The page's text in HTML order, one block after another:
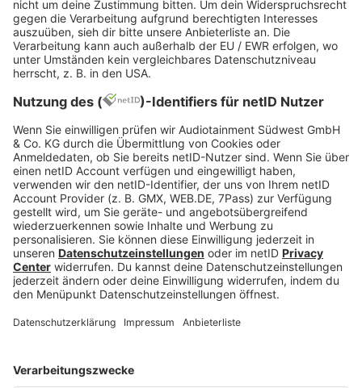
Laut Eilish soll man sich demnach viel Zeit geben
und gelassen sein, denn auch bei ihr hatte es sich
mit den Monaten und Jahren alles wieder
eingestimmt. ”Wenn mich jemand fragt, was ich zu
jemandem sagen würde, der nach Ratschlägen zur
psychischen Gesundheit sucht, kann ich nur
Geduld sagen. Ich hatte Geduld mit mir. Diesen
letzten Schritt habe ich nicht getan. Ich wartete.
Dinge verblassen.”
Recht hat sie!